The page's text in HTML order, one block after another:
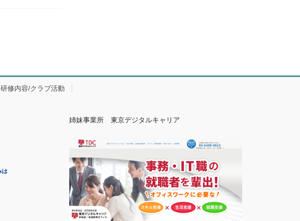
研修内容/クラブ活動
姉妹事業所　東京デジタルキャリア